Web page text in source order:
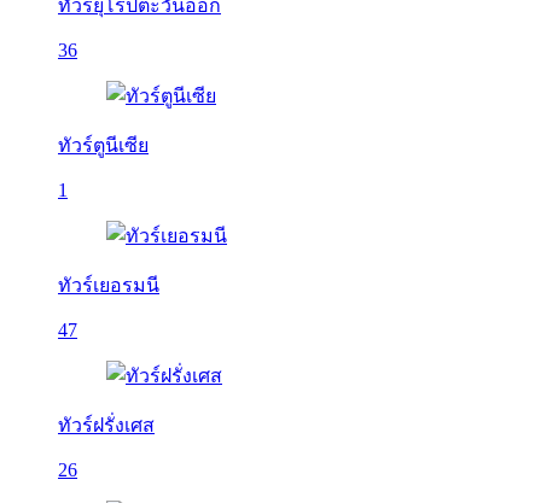
ทัวร์ยุโรปตะวันออก
36
ทัวร์ตูนีเซีย
1
ทัวร์เยอรมนี
47
ทัวร์ฝรั่งเศส
26